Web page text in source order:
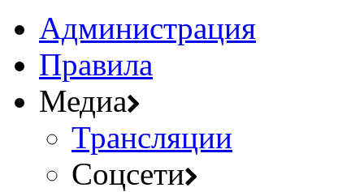
Администрация
Правила
Медиа
Трансляции
Соцсети